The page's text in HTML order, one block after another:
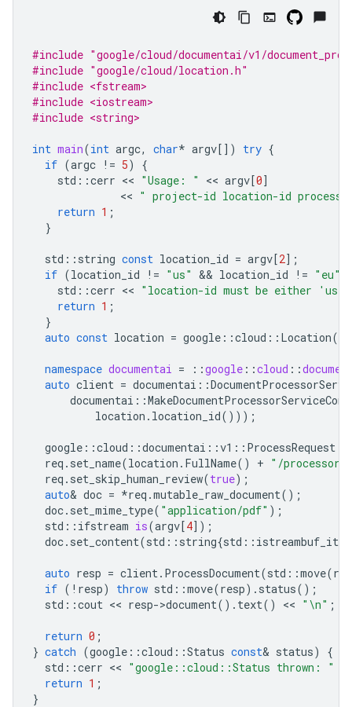
#include "google/cloud/documentai/v1/
#include "google/cloud/location.h"
#include <fstream>
#include <iostream>
#include <string>
int main(int argc, char* argv[]) try {
if (argc != 5)
{
std ::cerr << "Usage: " << argv[0]
              <<
" project-id location-id
return 1 ;
}
std :: string const location_id = argv[2];
if (location_id != "us" && location_id != "eu"
std ::cerr << "location-id must be either
return 1 ;
}
auto const location = google ::cloud :: Location(
namespace documentai = ::google ::cloud ::
auto client = documentai ::
documentai ::
location . location_id()));
google ::cloud ::documentai ::v1 :: ProcessRequest
req . set_name(location . FullName() + "/
req . set_skip_human_review(true);
auto& doc = *req .mutable_raw_document();
doc. set_mime_type( "application/pdf" );
std :: ifstream is(argv[4]);
doc. set_content(std :: string{std ::
auto resp = client. ProcessDocument(std ::move(req
if ( ! resp) throw std ::move(resp). status();
std ::cout << resp->document(). text() << " \n" ;
return 0 ;
} catch (google ::cloud ::Status const& status)
{
std ::cerr << "google::cloud::Status thrown: "
return 1 ;
}